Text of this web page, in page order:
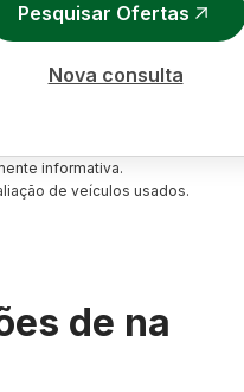
Pesquisar Ofertas
Nova consulta
informativa.
de veículos usados.
de na